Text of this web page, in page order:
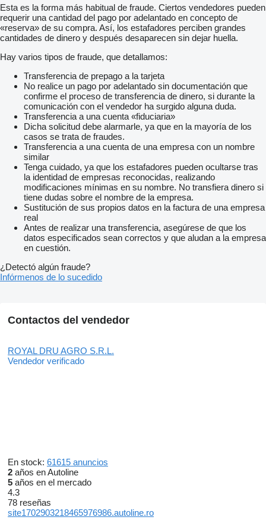
Esta es la forma más habitual de fraude. Ciertos vendedores pueden
requerir una cantidad del pago por adelantado en concepto de
«reserva» de su compra. Así, los estafadores perciben grandes
cantidades de dinero y después desaparecen sin dejar huella.
Hay varios tipos de fraude, que detallamos:
Transferencia de prepago a la tarjeta
No realice un pago por adelantado sin documentación que
confirme el proceso de transferencia de dinero, si durante la
comunicación con el vendedor ha surgido alguna duda.
Transferencia a una cuenta «fiduciaria»
Dicha solicitud debe alarmarle, ya que en la mayoría de los
casos se trata de fraudes.
Transferencia a una cuenta de una empresa con un nombre
similar
Tenga cuidado, ya que los estafadores pueden ocultarse tras
la identidad de empresas reconocidas, realizando
modificaciones mínimas en su nombre. No transfiera dinero si
tiene dudas sobre el nombre de la empresa.
Sustitución de sus propios datos en la factura de una empresa
real
Antes de realizar una transferencia, asegúrese de que los
datos especificados sean correctos y que aludan a la empresa
en cuestión.
¿Detectó algún fraude?
Infórmenos de lo sucedido
Contactos del vendedor
ROYAL DRU AGRO S.R.L.
Vendedor verificado
En stock: 61615 anuncios
2 años en Autoline
5 años en el mercado
4.3
78 reseñas
site1702903218465976986.autoline.ro